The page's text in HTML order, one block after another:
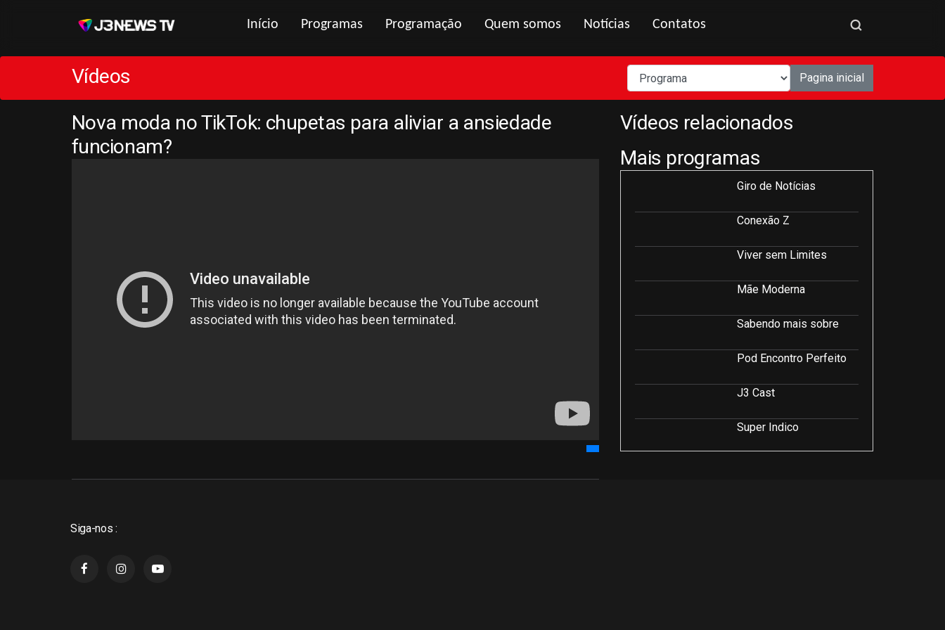
Início Programas Programação Quem somos Notícias Contatos
Vídeos Pagina inicial
Nova moda no TikTok: chupetas para aliviar a ansiedade
funcionam?
Vídeos relacionados
Mais programas
Giro de Notícias
Conexão Z
Viver sem Limites
Mãe Moderna
Sabendo mais sobre
Pod Encontro Perfeito
J3 Cast
Super Indico
Siga-nos :